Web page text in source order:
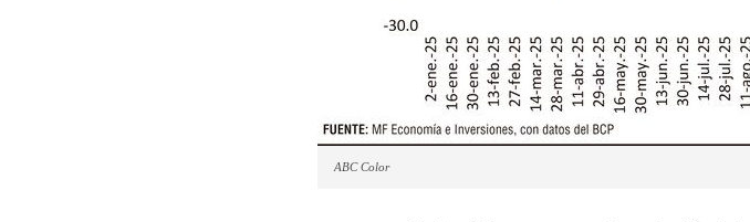
ABC Color